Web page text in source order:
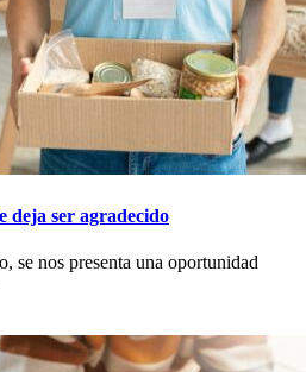
deja ser agradecido
se nos presenta una oportunidad